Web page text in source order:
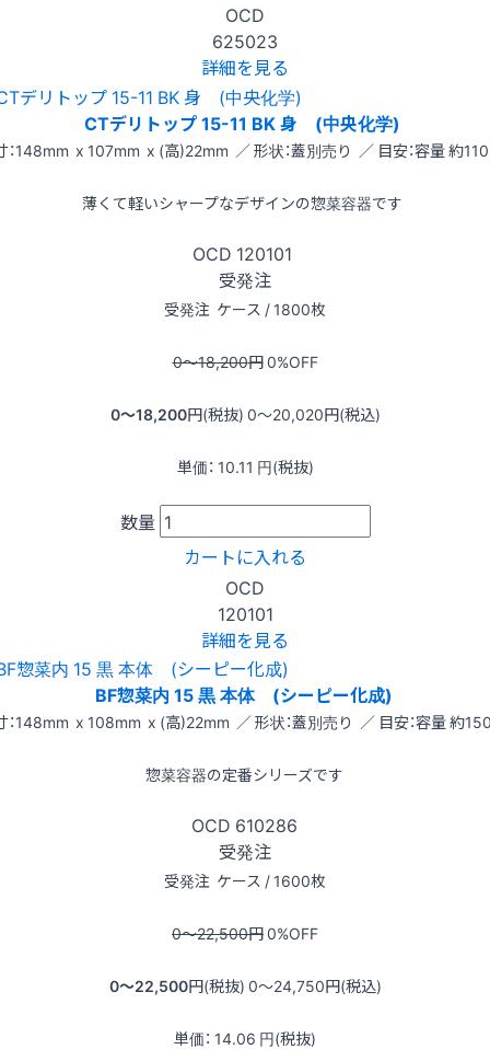
OCD
625023
詳細を見る
CTデリトップ 15-11 BK 身 (中央化学)
：148mm x 107mm x (高)22mm ／ 形状：蓋別売り ／ 目安：容量 約
薄くて軽いシャープなデザインの惣菜容器です
OCD 120101
受発注
受発注 ケース / 1800枚
0〜18,200円0%OFF
0〜18,200円(税抜) 0〜20,020円(税込)
単価： 10.11 円(税抜)
数量
カートに入れる
OCD
120101
詳細を見る
BF惣菜内 15 黒 本体 (シーピー化成)
：148mm x 108mm x (高)22mm ／ 形状：蓋別売り ／ 目安：容量 約
惣菜容器の定番シリーズです
OCD 610286
受発注
受発注 ケース / 1600枚
0〜22,500円0%OFF
0〜22,500円(税抜) 0〜24,750円(税込)
単価： 14.06 円(税抜)